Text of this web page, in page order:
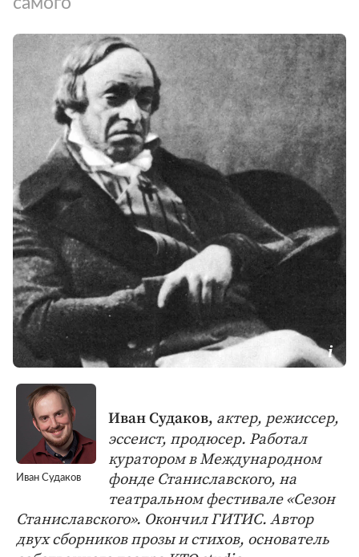
Иван Судаков
Иван Судаков, актер, режиссер,
эссеист, продюсер. Работал
куратором в Международном
фонде Станиславского, на
театральном фестивале «Сезон
Станиславского». Окончил ГИТИС. Автор
двух сборников прозы и стихов, основатель